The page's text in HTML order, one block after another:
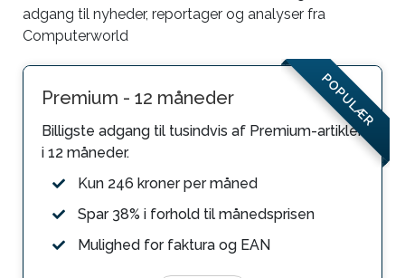
adgang til nyheder, reportager og analyser fra
Computerworld
POPULÆR
Premium - 12 måneder
Billigste adgang til tusindvis af Premium-artikler
i 12 måneder.
Kun 246 kroner per måned
Spar 38% i forhold til månedsprisen
Mulighed for faktura og EAN